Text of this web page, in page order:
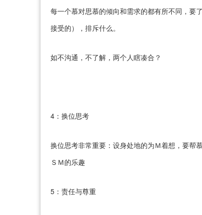
每一个慕对思慕的倾向和需求的都有所不同，要
接受的），排斥什么。
如不沟通，不了解，两个人瞎凑合？
4：换位思考
换位思考非常重要：设身处地的为Ｍ着想，要帮
ＳＭ的乐趣
5：责任与尊重